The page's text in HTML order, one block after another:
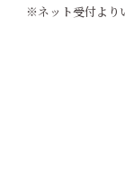
※ネット受付より